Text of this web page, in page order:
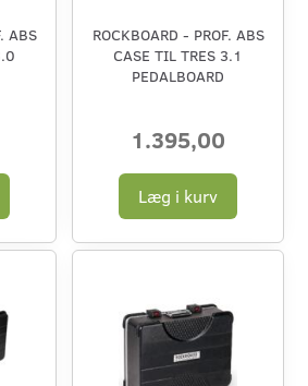
ABS
ROCKBOARD - PROF. ABS
CASE TIL TRES 3.1
PEDALBOARD
1.395,00
Læg i kurv